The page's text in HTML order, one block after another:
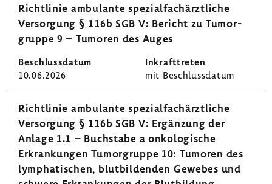
Richt­linie ambu­lante spezi­al­fach­ärzt­liche
Versor­gung § 116b SGB V: Bericht zu Tumor­
gruppe 9 – Tumoren des Auges
10.06.2026 mit Beschluss­datum
Richt­linie ambu­lante spezi­al­fach­ärzt­liche
Versor­gung § 116b SGB V: Ergän­zung der
Anlage 1.1 – Buch­stabe a onko­lo­gi­sche
Erkran­kungen Tumor­gruppe 10: Tumoren des
lympha­ti­schen, blut­bil­denden Gewebes und